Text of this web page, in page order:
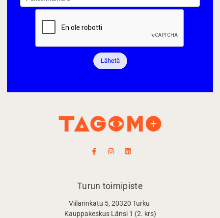
Lähetä
Turun toimipiste
Viilarinkatu 5, 20320 Turku
Kauppakeskus Länsi 1 (2. krs)